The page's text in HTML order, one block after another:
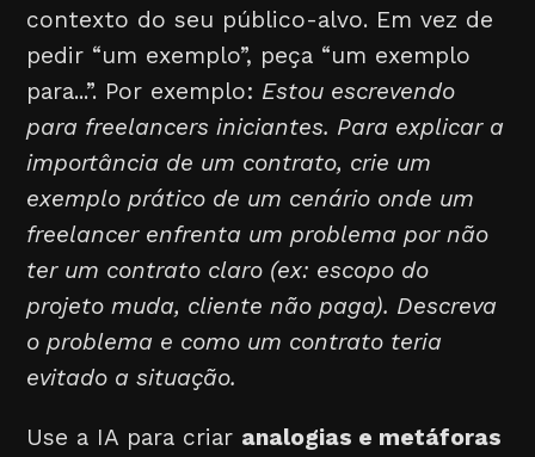
contexto do seu público-alvo. Em vez de
pedir “um exemplo”, peça “um exemplo
para...”. Por exemplo: Estou escrevendo
para freelancers iniciantes. Para explicar a
importância de um contrato, crie um
exemplo prático de um cenário onde um
freelancer enfrenta um problema por não
ter um contrato claro (ex: escopo do
projeto muda, cliente não paga). Descreva
o problema e como um contrato teria
evitado a situação.
Use a IA para criar analogias e metáforas